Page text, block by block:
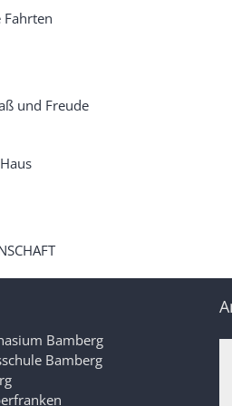
Fahrten
und Freude
Bamberg
Bamberg